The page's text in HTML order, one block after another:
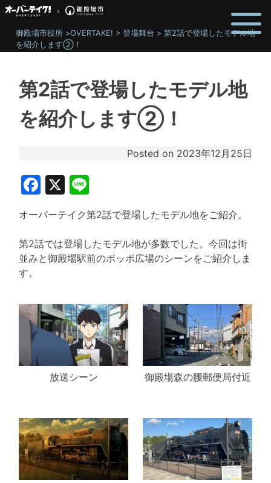
Skip
content御殿場市役所>OVERTAKE! > 登場舞台 > 第2話で登場したモデル地
を紹介します②！
第2話で登場したモデル地
を紹介します②！
Posted on 2023年12月25日
Facebook
X
オーバーテイク第2話で登場したモデル地をご紹介。
第2話では登場したモデル地が多数でした。今回は街
並みと御殿場駅前のポッポ広場のシーンをご紹介しま
す。
放送シーン 御殿場森の腰郵便局付近